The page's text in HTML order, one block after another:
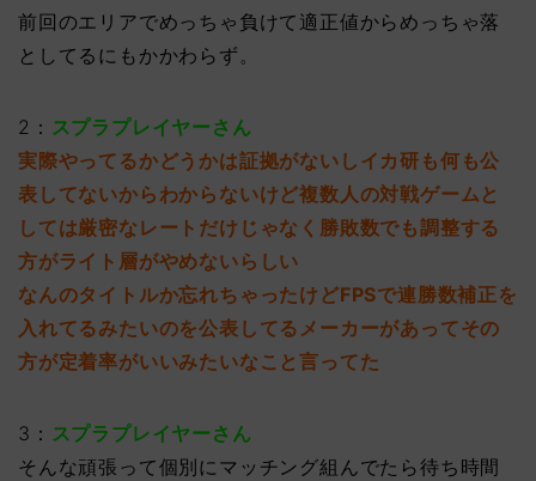
前回のエリアでめっちゃ負けて適正値からめっちゃ落
としてるにもかかわらず。
2： スプラプレイヤーさん
実際やってるかどうかは証拠がないしイカ研も何も公
表してないからわからないけど複数人の対戦ゲームと
しては厳密なレートだけじゃなく勝敗数でも調整する
方がライト層がやめないらしい
なんのタイトルか忘れちゃったけどFPSで連勝数補正を
入れてるみたいのを公表してるメーカーがあってその
方が定着率がいいみたいなこと言ってた
3： スプラプレイヤーさん
そんな頑張って個別にマッチング組んでたら待ち時間